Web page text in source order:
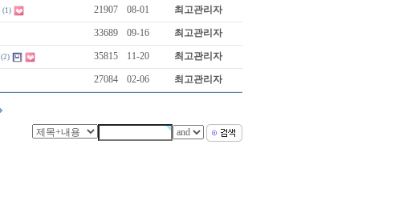
(1) 21907 08-01 최고관리자
33689 09-16 최고관리자
(2) 35815 11-20 최고관리자
27084 02-06 최고관리자